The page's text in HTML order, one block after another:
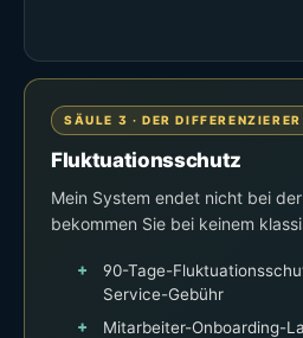
SÄULE 3 · DER DIFFERENZIERER
Fluktuationsschutz
Mein System endet nicht bei
bekommen Sie bei keinem
90-Tage-
Service-Gebühr
Mitarbeiter-Onboarding-